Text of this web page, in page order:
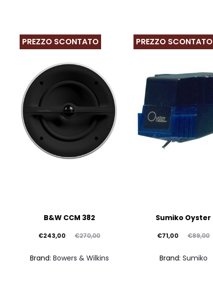
PREZZO SCONTATO
B&W CCM 382
€270,00
Il
€243,00
Il
Brand: Bowers & Wilkins
PREZZO SCONTATO
Sumiko Oyster
€89,00
Il
€71,00
Il
Brand: Sumiko